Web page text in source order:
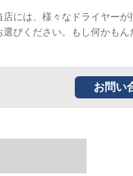
には、様々なドライヤーが
びください。もし何かもん
お問い